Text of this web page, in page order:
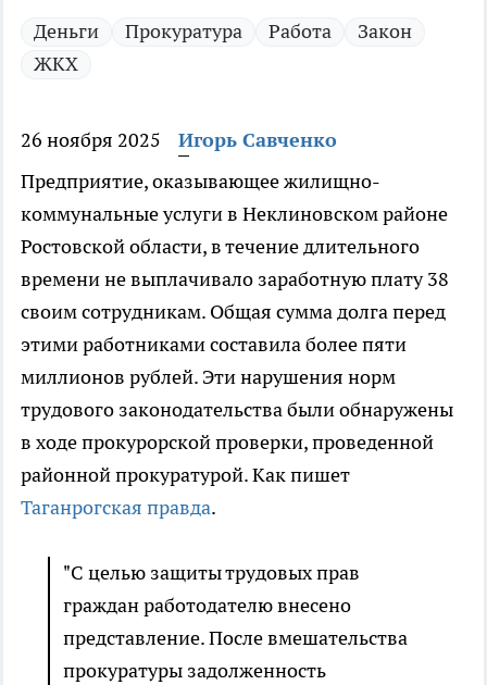
Деньги Прокуратура Работа
Закон
ЖКХ
26 ноября 2025
Игорь Савченко
Предприятие, оказывающее жилищно-
коммунальные услуги в Неклиновском районе
Ростовской области, в течение длительного
времени не выплачивало заработную плату 38
своим сотрудникам. Общая сумма долга перед
этими работниками составила более пяти
миллионов рублей. Эти нарушения норм
трудового законодательства были обнаружены
в ходе прокурорской проверки, проведенной
районной прокуратурой. Как пишет
Таганрогская правда.
"С целью защиты трудовых прав
граждан работодателю внесено
представление. После вмешательства
прокуратуры задолженность